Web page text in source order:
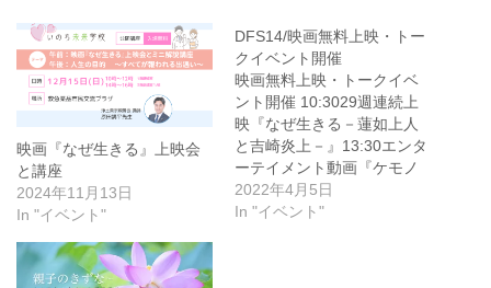
映画『なぜ生きる』上映会
と講座
2024年11月13日
In "イベント"
DFS14/映画無料上映・トー
クイベント開催
映画無料上映・トークイベ
ント開催 10:3029週連続上
映『なぜ生きる－蓮如上人
と吉崎炎上－』13:30エンタ
ーテイメント動画『ケモノ
ガタリ』上映13:45『なぜ生
きる』原作本の著者 伊藤
2022年4月5日
In "イベント"